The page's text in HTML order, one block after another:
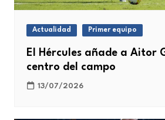
Actualidad Primer equipo
El Hércules añade a Aitor
centro del campo
13/07/2026